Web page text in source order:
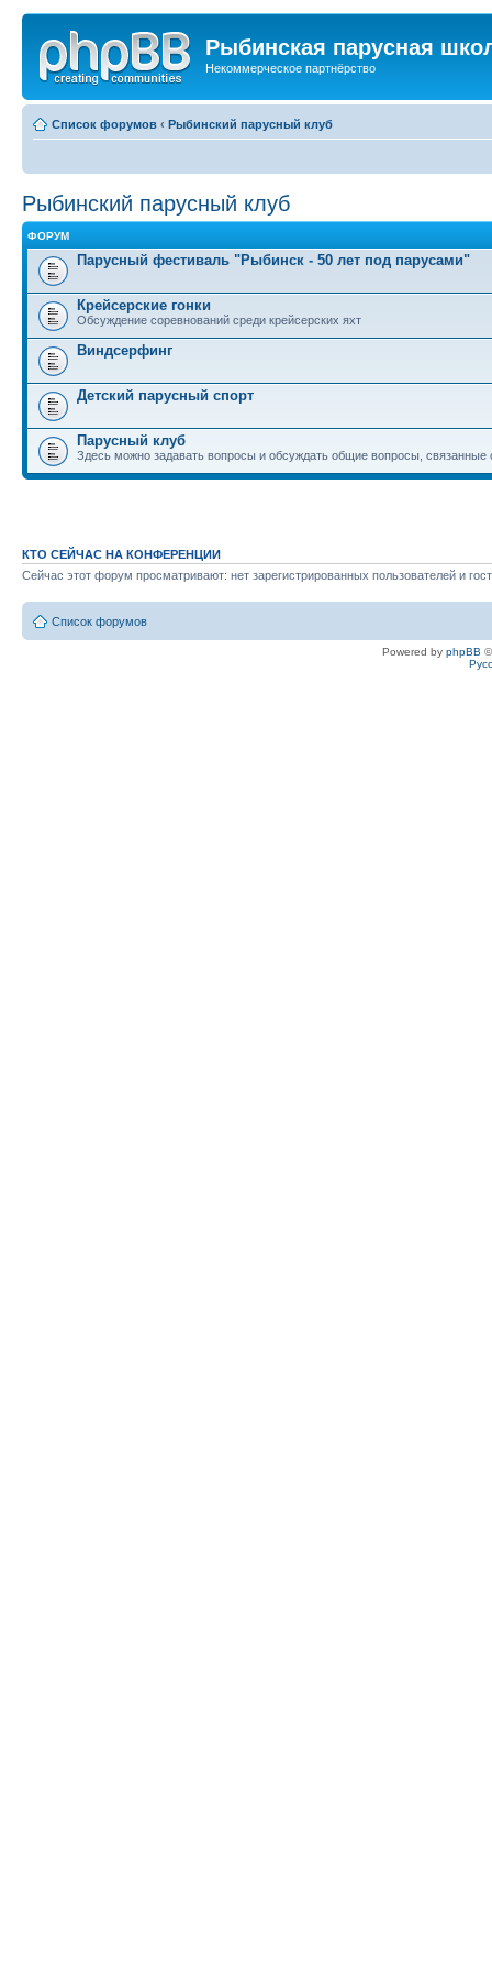
Рыбинская парусная
Некоммерческое партнёрство
Список форумов ‹ Рыбинский парусный клуб
Рыбинский парусный клуб
ФОРУМ
Парусный фестиваль "Рыбинск - 50 лет под парусами"
Крейсерские гонки
Обсуждение соревнований среди крейсерских яхт
Виндсерфинг
Детский парусный спорт
Парусный клуб
Здесь можно задавать вопросы и обсуждать общие вопросы, связанные
КТО СЕЙЧАС НА КОНФЕРЕНЦИИ
Сейчас этот форум просматривают: нет зарегистрированных пользователей и
Список форумов
Powered by phpBB